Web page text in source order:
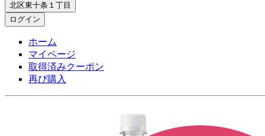
北区東十条１丁目
ログイン
ホーム
マイページ
取得済みクーポン
再び購入